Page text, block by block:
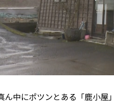
ん中にポツンとある「鹿小屋